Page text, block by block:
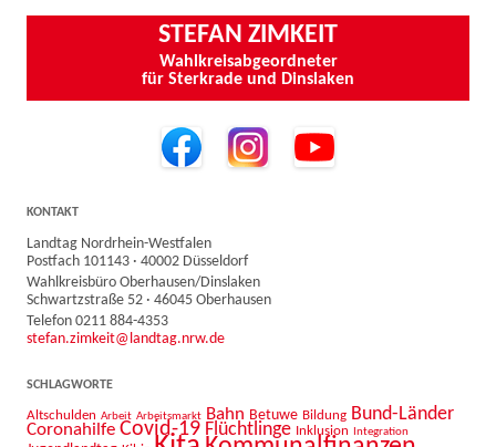
STEFAN ZIMKEIT
Wahlkreisabgeordneter
für Sterkrade und Dinslaken
KONTAKT
Landtag Nordrhein-Westfalen
Postfach 101143 · 40002 Düsseldorf
Wahlkreisbüro Oberhausen/Dinslaken
Schwartzstraße 52 · 46045 Oberhausen
Telefon 0211 884-4353
stefan.zimkeit@landtag.nrw.de
SCHLAGWORTE
Altschulden Arbeit Arbeitsmarkt Bahn Betuwe Bildung Bund-Länder
Coronahilfe Covid-19 Flüchtlinge Inklusion Integration